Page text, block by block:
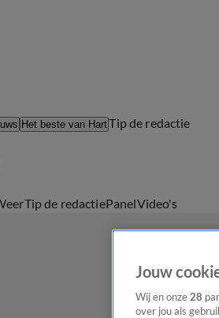
Het beste van HartTip de redactie
Tip de redactiePanelVideo's
Jouw
Wij en onze 28
over jou als